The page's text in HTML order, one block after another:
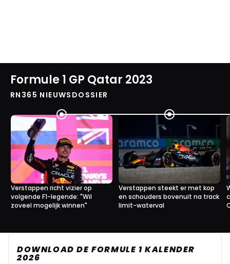
Formule 1 GP Qatar 2023
RN365 NIEUWSDOSSIER
Verstappen richt vizier op
volgende F1-legende: "Wil
zoveel mogelijk winnen"
Verstappen steekt er met kop
en schouders bovenuit na track
limit-waterval
DOWNLOAD DE FORMULE 1 KALENDER
2026